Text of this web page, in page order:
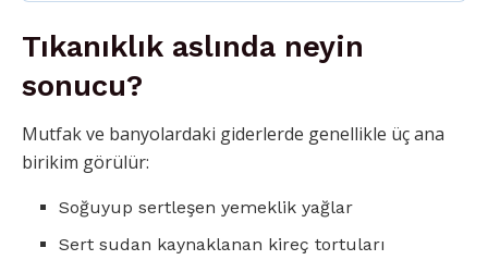
Tıkanıklık aslında neyin
sonucu?
Mutfak ve banyolardaki giderlerde genellikle üç ana
birikim görülür:
Soğuyup sertleşen yemeklik yağlar
Sert sudan kaynaklanan kireç tortuları